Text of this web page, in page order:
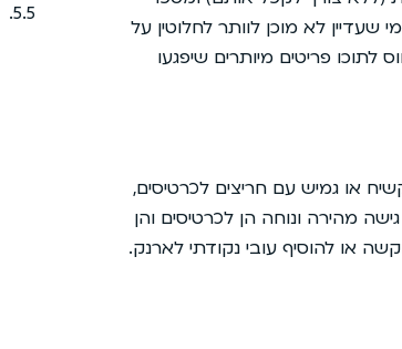
שעדיין לא מוכן לוותר לחלוטין על
פריטים מיותרים שיפגעו
או גמיש עם חריצים לכרטיסים,
מהירה ונוחה הן לכרטיסים והן
או להוסיף עובי נקודתי לארנק.